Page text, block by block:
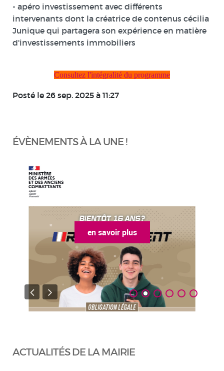
- apéro investissement avec différents
intervenants dont la créatrice de contenus cécilia
Junique qui partagera son expérience en matière
d'investissements immobiliers
Consultez l'intégralité du programme
Posté le 26 sep. 2025 à 11:27
ÉVÈNEMENTS À LA UNE !
en savoir plus
ACTUALITÉS DE LA MAIRIE